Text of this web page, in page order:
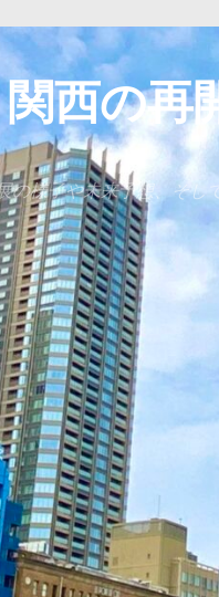
西の再
様子や未来予想、そ